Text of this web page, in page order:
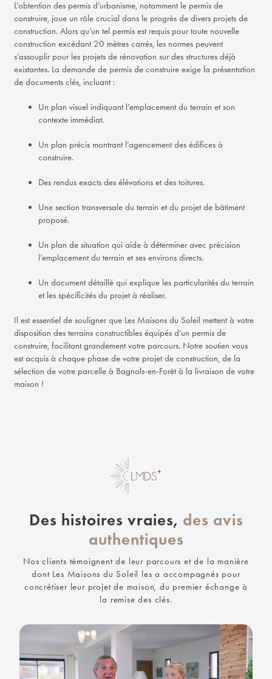
L’obtention des permis d’urbanisme, notamment le permis de
construire, joue un rôle crucial dans le progrès de divers projets de
construction. Alors qu’un tel permis est requis pour toute nouvelle
construction excédant 20 mètres carrés, les normes peuvent
s’assouplir pour les projets de rénovation sur des structures déjà
existantes. La demande de permis de construire exige la présentation
de documents clés, incluant :
Un plan visuel indiquant l’emplacement du terrain et son
contexte immédiat.
Un plan précis montrant l’agencement des édifices à
construire.
Des rendus exacts des élévations et des toitures.
Une section transversale du terrain et du projet de bâtiment
proposé.
Un plan de situation qui aide à déterminer avec précision
l’emplacement du terrain et ses environs directs.
Un document détaillé qui explique les particularités du terrain
et les spécificités du projet à réaliser.
Il est essentiel de souligner que Les Maisons du Soleil mettent à votre
disposition des terrains constructibles équipés d’un permis de
construire, facilitant grandement votre parcours. Notre soutien vous
est acquis à chaque phase de votre projet de construction, de la
sélection de votre parcelle à Bagnols-en-Forêt à la livraison de votre
maison !
Des histoires vraies, des avis
authentiques
Nos clients témoignent de leur parcours et de la manière
dont Les Maisons du Soleil les a accompagnés pour
concrétiser leur projet de maison, du premier échange à
la remise des clés.